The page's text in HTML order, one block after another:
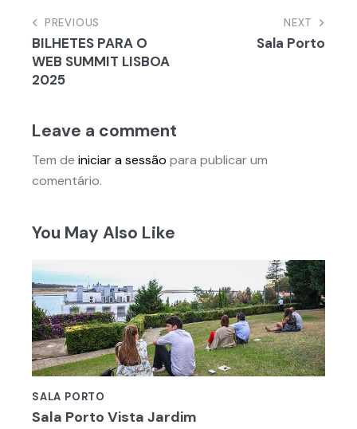
Navegação
de
artigos
PREVIOUS
BILHETES PARA O
WEB SUMMIT LISBOA
2025
NEXT
Sala Porto
Leave a comment
Tem de iniciar a sessão para publicar um
comentário.
You May Also Like
SALA PORTO
Sala Porto Vista Jardim